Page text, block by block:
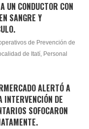
UN CONDUCTOR CON
SANGRE Y
de Prevención de
de Itatí, Personal
ALERTÓ A
DE
SOFOCARON